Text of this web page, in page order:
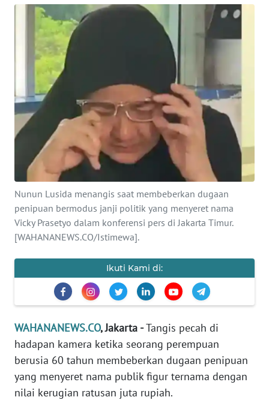
Nunun Lusida menangis saat membeberkan dugaan
penipuan bermodus janji politik yang menyeret nama
Vicky Prasetyo dalam konferensi pers di Jakarta Timur.
[WAHANANEWS.CO/Istimewa].
Ikuti Kami di:
WAHANANEWS.CO, Jakarta -Tangis pecah di
hadapan kamera ketika seorang perempuan
berusia 60 tahun membeberkan dugaan penipuan
yang menyeret nama publik figur ternama dengan
nilai kerugian ratusan juta rupiah.
SAINS-TEKNO
KESEHATAN
INTERNASIONAL
SERBA-SERBI
PENDIDIKAN
OLAHRAGA
OPINI
EDITORIAL
BERITA
KONTAK